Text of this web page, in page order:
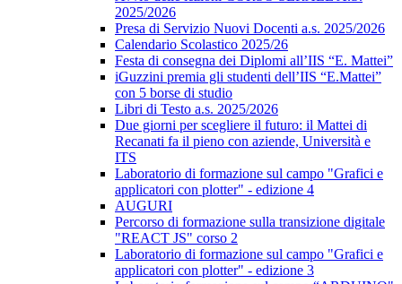
2025/2026
Presa di Servizio Nuovi Docenti a.s. 2025/2026
Calendario Scolastico 2025/26
Festa di consegna dei Diplomi all’IIS “E. Mattei”
iGuzzini premia gli studenti dell’IIS “E.Mattei”
con 5 borse di studio
Libri di Testo a.s. 2025/2026
Due giorni per scegliere il futuro: il Mattei di
Recanati fa il pieno con aziende, Università e
ITS
Laboratorio di formazione sul campo "Grafici e
applicatori con plotter" - edizione 4
AUGURI
Percorso di formazione sulla transizione digitale
"REACT JS" corso 2
Laboratorio di formazione sul campo "Grafici e
applicatori con plotter" - edizione 3